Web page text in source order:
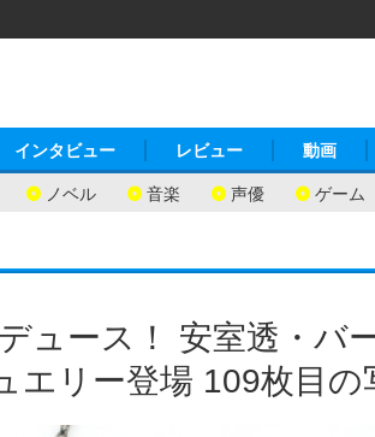
ノベル 音楽 声優 ゲーム
インタビュー レビュー 動画
ュース！ 安室透・バ
エリー登場 109枚目の